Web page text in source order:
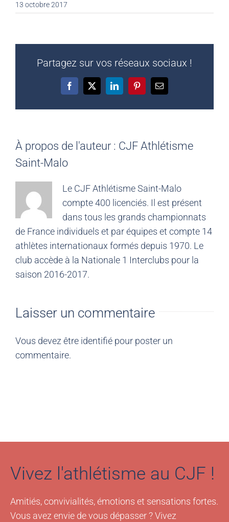
13 octobre 2017
Partagez sur vos réseaux sociaux !
Facebook
X LinkedInPinterestEmail
À propos de l'auteur : CJF Athlétisme
Saint-Malo
Le CJF Athlétisme Saint-Malo
compte 400 licenciés. Il est présent
dans tous les grands championnats
de France individuels et par équipes et compte 14
athlètes internationaux formés depuis 1970. Le
club accède à la Nationale 1 Interclubs pour la
saison 2016-2017.
Laisser un commentaire
Vous devez être identifié pour poster un
commentaire.
Vivez l'athlétisme au CJF !
Amitiés, convivialités, émotions et sensations fortes.
Vous avez envie de vous dépasser ? Vivez